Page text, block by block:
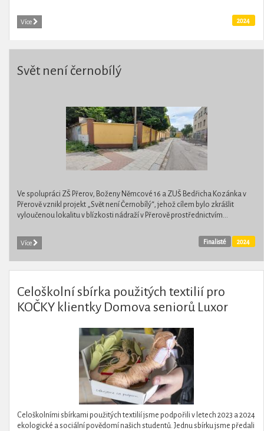
Více 2024
Svět není černobílý
Ve spolupráci ZŠ Přerov, Boženy Němcové 16 a ZUŠ Bedřicha Kozánka v
Přerově vznikl projekt „Svět není Černobílý“, jehož cílem bylo zkrášlit
vyloučenou lokalitu v blízkosti nádraží v Přerově prostřednictvím...
Více 2024
Finalisté
Celoškolní sbírka použitých textilií pro
KOČKY klientky Domova seniorů Luxor
Celoškolními sbírkami použitých textilií jsme podpořili v letech 2023 a 2024
ekologické a sociální povědomí našich studentů. Jednu sbírku jsme předali